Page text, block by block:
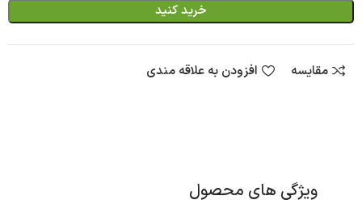
خرید کنید
مقایسه افزودن به علاقه مندی
ویژگی های محصول